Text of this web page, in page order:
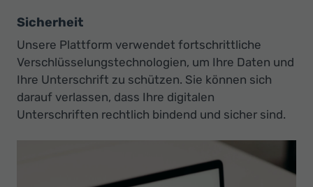
Sicherheit
Unsere Plattform verwendet fortschrittliche
Verschlüsselungstechnologien, um Ihre Daten und
Ihre Unterschrift zu schützen. Sie können sich
darauf verlassen, dass Ihre digitalen
Unterschriften rechtlich bindend und sicher sind.